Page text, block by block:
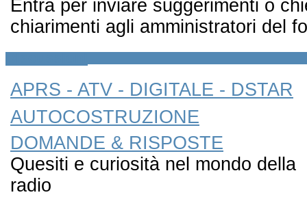
Entra per inviare suggerimenti o
chiarimenti agli amministratori del
APRS - ATV - DIGITALE - DSTAR
AUTOCOSTRUZIONE
DOMANDE & RISPOSTE
Quesiti e curiosità nel mondo della
radio